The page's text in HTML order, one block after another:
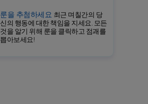
룬을 추첨하세요 최근 며칠간의 당
신의 행동에 대한 책임을 지세요. 모든
것을 알기 위해 룬을 클릭하고 점괘를
뽑아보세요!